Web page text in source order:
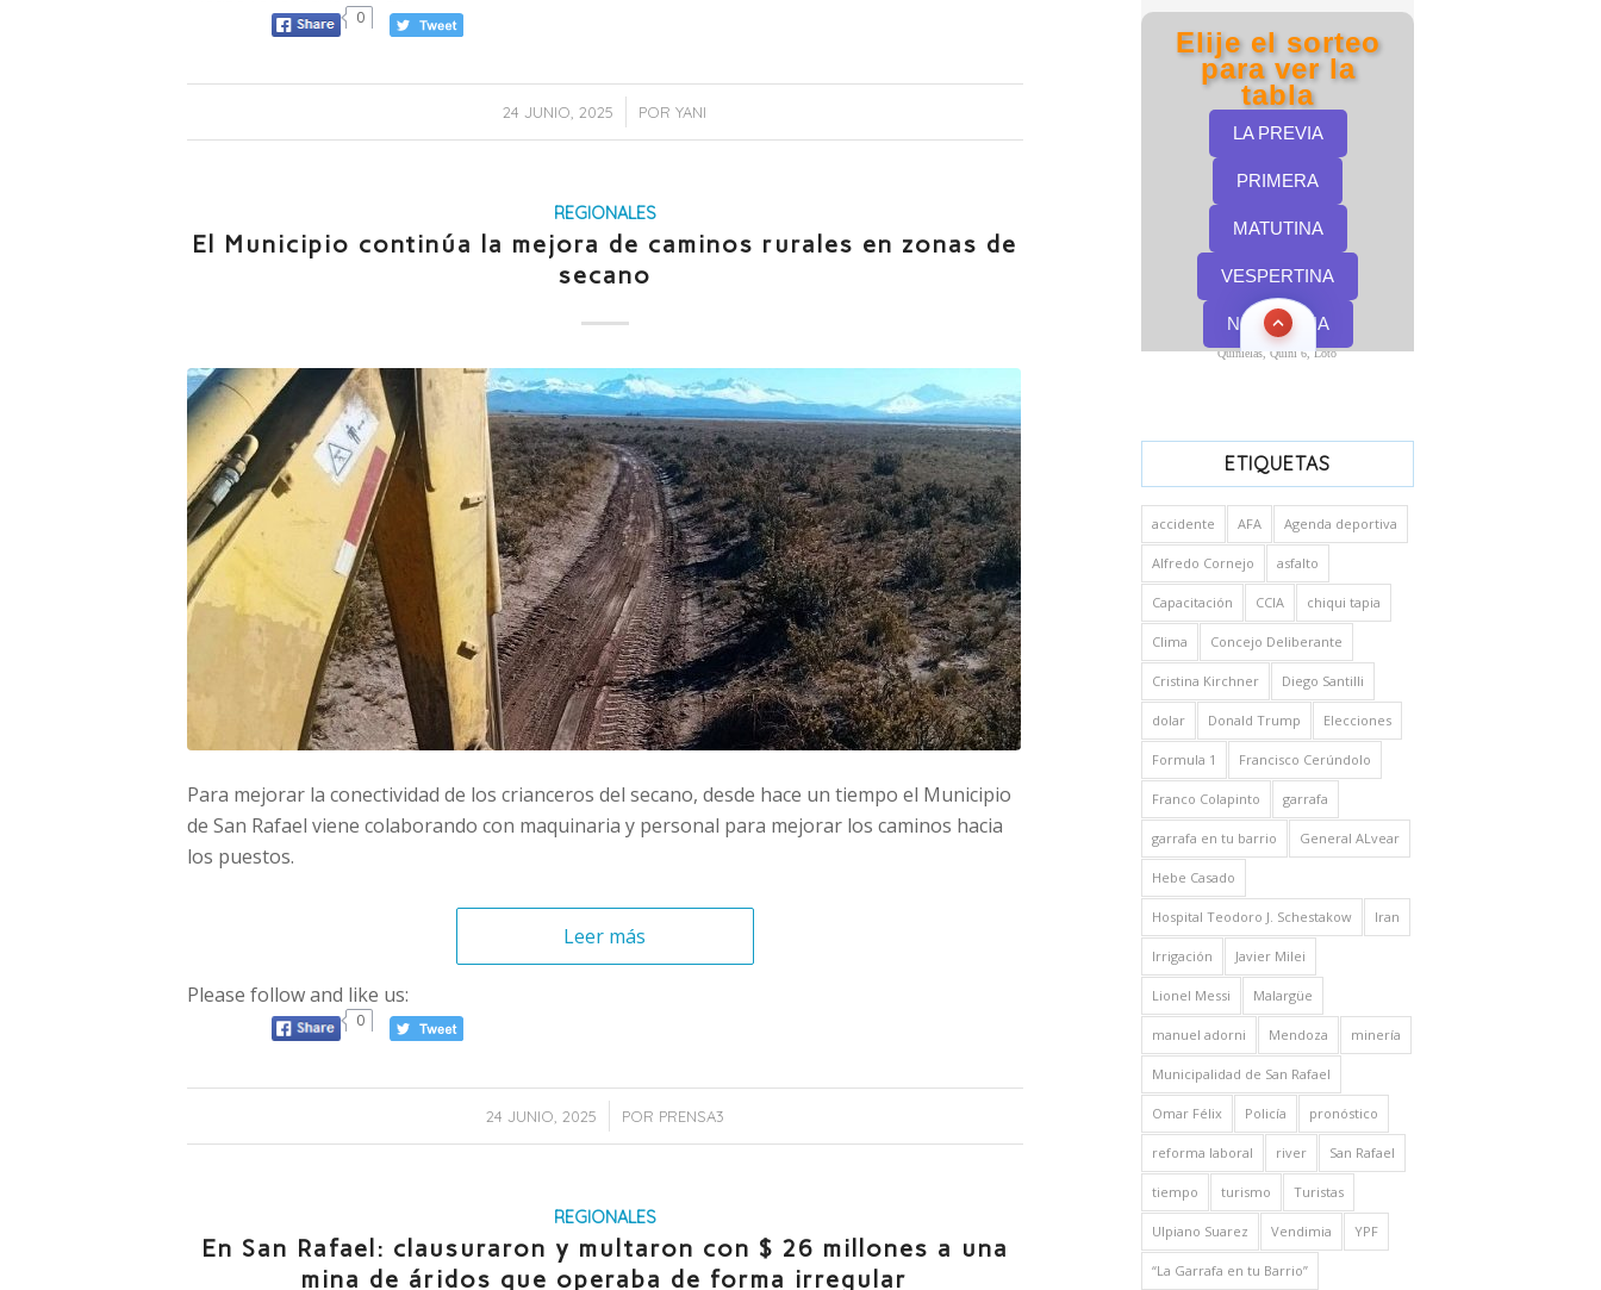
0
24 JUNIO, 2025
/ PORYANI
REGIONALES
El Municipio continúa la mejora de caminos rurales en zonas de
secano
Para mejorar la conectividad de los crianceros del secano, desde hace un tiempo el Municipio
de San Rafael viene colaborando con maquinaria y personal para mejorar los caminos hacia
los puestos.
Leer más
Please follow and like us:
0
24 JUNIO, 2025
/ POR PRENSA3
REGIONALES
En San Rafael: clausuraron y multaron con $ 26 millones a una
mina de áridos que operaba de forma irregular
Quinielas, Quini 6, Loto
ETIQUETAS
accidente AFA Agenda deportiva
Alfredo Cornejo asfalto
Capacitación CCIA chiqui tapia
Clima Concejo Deliberante
Cristina Kirchner Diego Santilli
dolar Donald Trump Elecciones
Formula 1 Francisco Cerúndolo
Franco Colapinto garrafa
garrafa en tu barrio General ALvear
Hebe Casado
Hospital Teodoro J. Schestakow Iran
Irrigación Javier Milei
Lionel Messi Malargüe
manuel adorni Mendoza minería
Municipalidad de San Rafael
Omar Félix Policía pronóstico
reforma laboral river San Rafael
tiempo turismo Turistas
Ulpiano Suarez Vendimia YPF
“La Garrafa en tu Barrio”